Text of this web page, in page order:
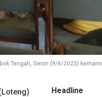
Tengah, Senin (9/6/2025) kemarin.
Headline